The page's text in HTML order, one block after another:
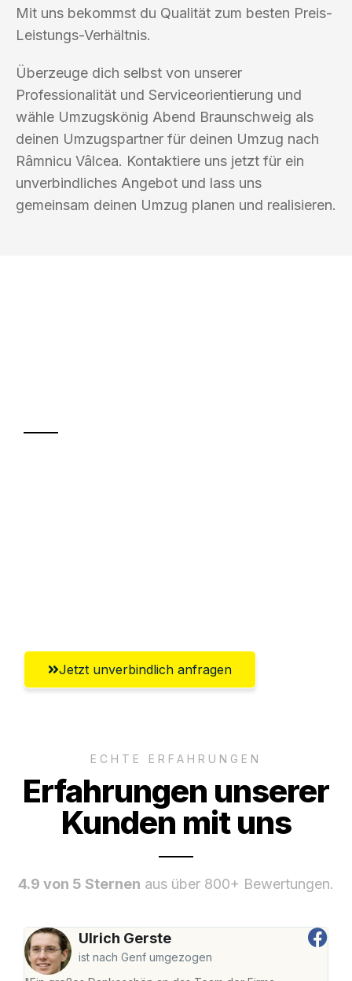
Mit uns bekommst du Qualität zum besten Preis-
Leistungs-Verhältnis.
Überzeuge dich selbst von unserer
Professionalität und Serviceorientierung und
wähle Umzugskönig Abend Braunschweig als
deinen Umzugspartner für deinen Umzug nach
Râmnicu Vâlcea. Kontaktiere uns jetzt für ein
unverbindliches Angebot und lass uns
gemeinsam deinen Umzug planen und realisieren.
Jetzt unverbindlich anfragen
ECHTE ERFAHRUNGEN
Erfahrungen unserer
Kunden mit uns
4.9 von 5 Sternen aus über 800+ Bewertungen.
Ulrich Gerste
ist nach Genf umgezogen